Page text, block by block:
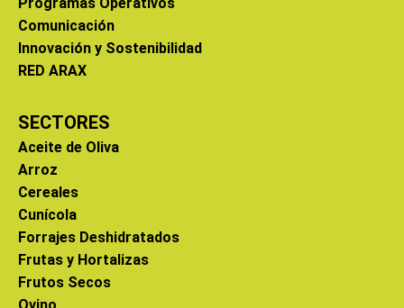
Comunicación
Innovación y Sostenibilidad
RED ARAX
SECTORES
Aceite de Oliva
Arroz
Cereales
Cunícola
Forrajes Deshidratados
Frutas y Hortalizas
Frutos Secos